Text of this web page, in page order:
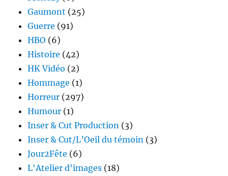
Gaumont (25)
Guerre (91)
HBO (6)
Histoire (42)
HK Vidéo (2)
Hommage (1)
Horreur (297)
Humour (1)
Inser & Cut Production (3)
Inser & Cut/L’Oeil du témoin (3)
Jour2Fête (6)
L'Atelier d'images (18)